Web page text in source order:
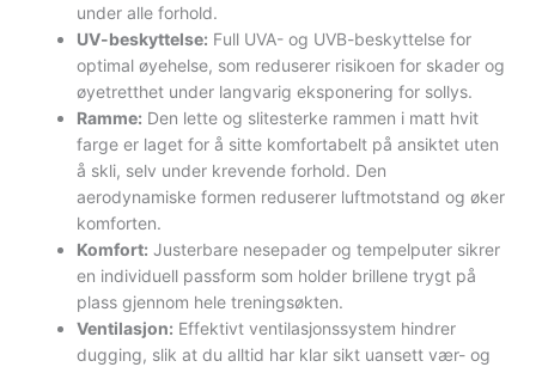
under alle forhold.
UV-beskyttelse: Full UVA- og UVB-beskyttelse for
optimal øyehelse, som reduserer risikoen for skader og
øyetretthet under langvarig eksponering for sollys.
Ramme: Den lette og slitesterke rammen i matt hvit
farge er laget for å sitte komfortabelt på ansiktet uten
å skli, selv under krevende forhold. Den
aerodynamiske formen reduserer luftmotstand og øker
komforten.
Komfort: Justerbare nesepader og tempelputer sikrer
en individuell passform som holder brillene trygt på
plass gjennom hele treningsøkten.
Ventilasjon: Effektivt ventilasjonssystem hindrer
dugging, slik at du alltid har klar sikt uansett vær- og